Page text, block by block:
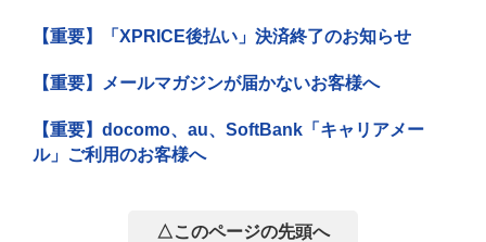
【重要】「XPRICE後払い」決済終了のお知らせ
【重要】メールマガジンが届かないお客様へ
【重要】docomo、au、SoftBank「キャリアメー
ル」ご利用のお客様へ
△このページの先頭へ